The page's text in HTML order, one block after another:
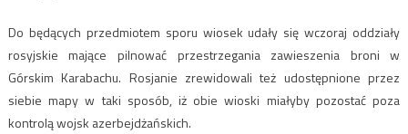
Do będących przedmiotem sporu wiosek udały się wczoraj oddziały
rosyjskie mające pilnować przestrzegania zawieszenia broni w
Górskim Karabachu. Rosjanie zrewidowali też udostępnione przez
siebie mapy w taki sposób, iż obie wioski miałyby pozostać poza
kontrolą wojsk azerbejdżańskich.